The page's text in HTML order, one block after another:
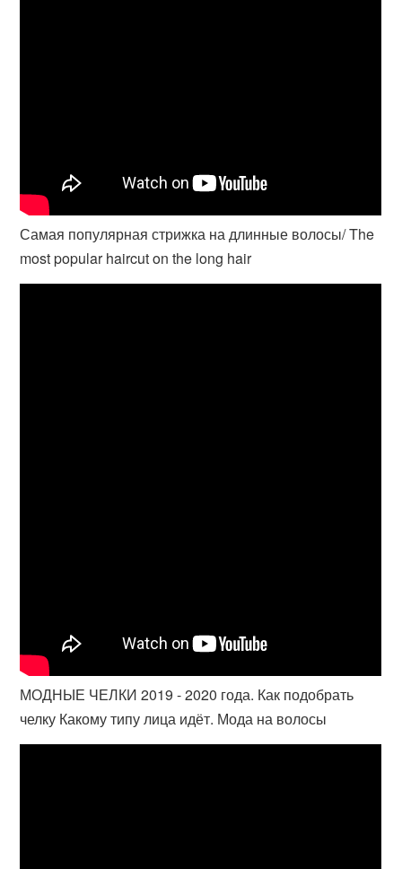
Самая популярная стрижка на длинные волосы/ The
most popular haircut on the long hair
МОДНЫЕ ЧЕЛКИ 2019 - 2020 года. Как подобрать
челку Какому типу лица идёт. Мода на волосы